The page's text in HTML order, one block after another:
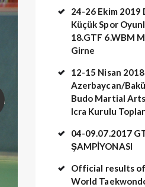
bayan judo (2)
24-26 Ekim 2019
Küçük Spor
18.GTF 6.WBM
Girne
12-15 Nisan 2018
Azerbaycan/
Budo Martial
Icra Kurulu
04-09.07.2017
ŞAMPİYONASI
Official results
World